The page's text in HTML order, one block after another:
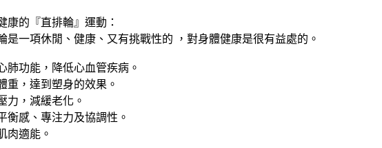
康的『直排輪』運動：
是一項休閒、健康、又有挑戰性的 ，對身體健康是很有益處的。
肺功能，降低心血管疾病。
重，達到塑身的效果。
力，減緩老化。
衡感、專注力及協調性。
肉適能。